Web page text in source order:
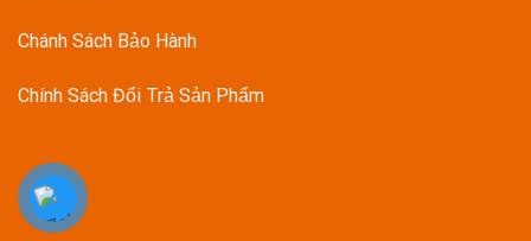
Chánh Sách Bảo Hành
Chính Sách Đổi Trả Sản Phẩm